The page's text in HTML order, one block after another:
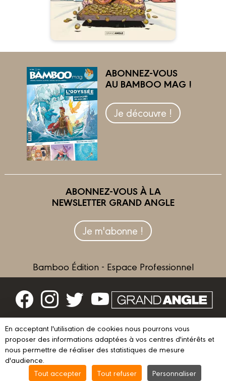
ABONNEZ-VOUS
AU BAMBOO MAG !
Je découvre !
ABONNEZ-VOUS À LA
NEWSLETTER GRAND ANGLE
Je m'abonne !
Bamboo Édition - Espace Professionnel
Contactez-nous
Devenir partenaire
© 2023 GRAND ANGLE Mentions légales Conditions d’utilisation
En acceptant l'utilisation de cookies nous pourrons vous
proposer des informations adaptées à vos centres d'intérêts et
nous permettre de réaliser des statistiques de mesure
d'audience.
Tout accepter
Tout refuser Personnaliser